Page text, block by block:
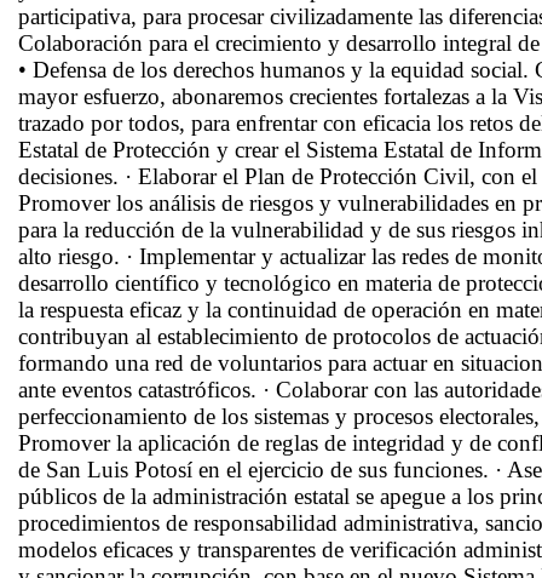
participativa, para procesar civilizadamente las
Colaboración para el crecimiento y desarrollo integral
• Defensa de los derechos humanos y la equidad
mayor esfuerzo, abonaremos crecientes fortalezas a la
trazado por todos, para enfrentar con eficacia los retos
Estatal de Protección y crear el Sistema Estatal de
decisiones. · Elaborar el Plan de Protección Civil, con
Promover los análisis de riesgos y vulnerabilidades en
para la reducción de la vulnerabilidad y de sus riesgos
alto riesgo. · Implementar y actualizar las redes de
desarrollo científico y tecnológico en materia de
la respuesta eficaz y la continuidad de operación en
contribuyan al establecimiento de protocolos de
formando una red de voluntarios para actuar en
ante eventos catastróficos. · Colaborar con las
perfeccionamiento de los sistemas y procesos
Promover la aplicación de reglas de integridad y de
de San Luis Potosí en el ejercicio de sus funciones. ·
públicos de la administración estatal se apegue a los
procedimientos de responsabilidad administrativa,
modelos eficaces y transparentes de verificación